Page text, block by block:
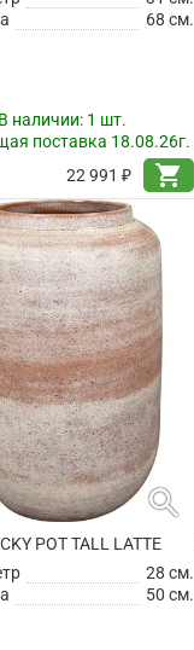
68 см.
наличии: 1 шт.
поставка 18.08.26г.
22 991 ₽
shopping_cart
search
POT TALL LATTE
28 см.
50 см.